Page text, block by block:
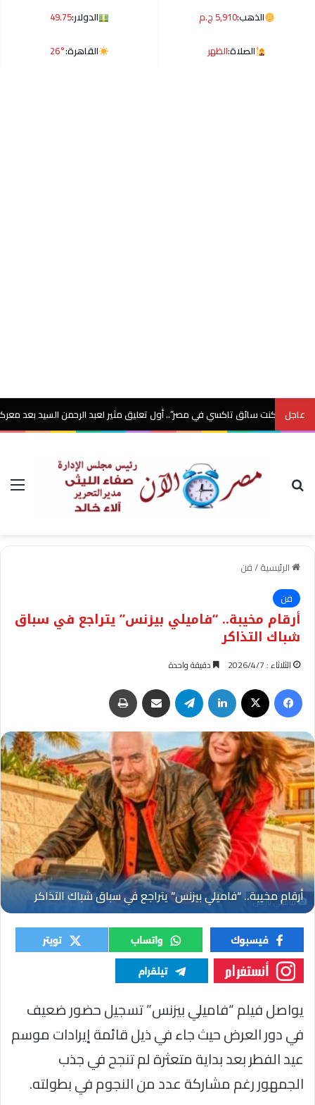
الذهب:5,910 ج.م الدولار:49.75
الصلاة:الظهر القاهرة:26°
عاجلسائق تاكسي في مصر”.. أول تعليق مثير لعبد الرحمن السيد بعد معركة الشيوخ
بحث عن
الرئيسية/فن
فن
أرقام مخيبة.. “فاميلي بيزنس” يتراجع في سباق
شباك التذاكر
الثلاثاء : 2026/4/7 دقيقة واحدة
فيسبوك لينكدإن تيلقرام مشاركة عبر البريد
فاميلي بيزنس
يواصل فيلم “فاميلي بيزنس” تسجيل حضور ضعيف
في دور العرض حيث جاء في ذيل قائمة إيرادات موسم
عيد الفطر بعد بداية متعثرة لم تنجح في جذب
الجمهور رغم مشاركة عدد من النجوم في بطولته.